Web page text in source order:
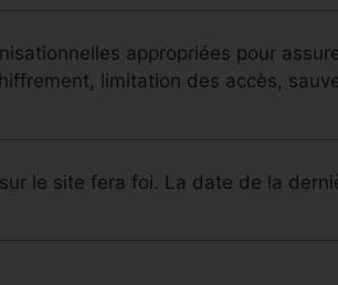
appropriées pour
limitation des accès,
le site fera foi. La date de la